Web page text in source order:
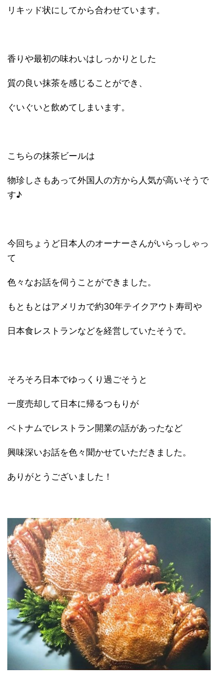
リキッド状にしてから合わせています。
香りや最初の味わいはしっかりとした
質の良い抹茶を感じることができ、
ぐいぐいと飲めてしまいます。
こちらの抹茶ビールは
物珍しさもあって外国人の方から人気が高いそうで
す♪
今回ちょうど日本人のオーナーさんがいらっしゃっ
て
色々なお話を伺うことができました。
もともとはアメリカで約30年テイクアウト寿司や
日本食レストランなどを経営していたそうで。
そろそろ日本でゆっくり過ごそうと
一度売却して日本に帰るつもりが
ベトナムでレストラン開業の話があったなど
興味深いお話を色々聞かせていただきました。
ありがとうございました！